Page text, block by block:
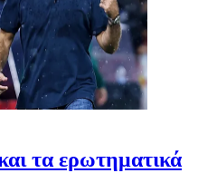
τα ερωτηματικά